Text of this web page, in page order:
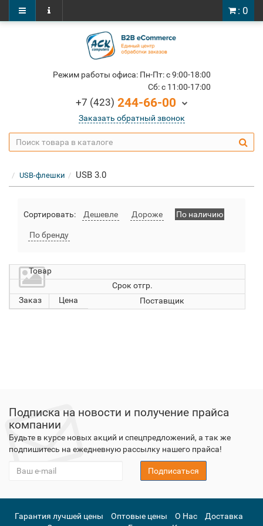
: 0
Режим работы офиса: Пн-Пт: c 9:00-18:00
Cб: c 11:00-17:00
+7 (423) 244-66-00
Заказать обратный звонок
USB-флешки USB 3.0
Сортировать: Дешевле Дороже По наличию
По бренду
Товар
Срок отгр.
Заказ
Цена Поставщик
Подписка на новости и получение прайса
компании
Будьте в курсе новых акций и спецпредложений, а так же
подпишитесь на ежедневную рассылку нашего прайса!
Подписаться
Гарантия лучшей цены Оптовые цены О Нас
Доставка